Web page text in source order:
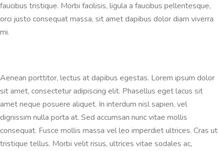
faucibus tristique. Morbi facilisis, ligula a faucibus pellentesque,
orci justo consequat massa, sit amet dapibus dolor diam viverra
mi.
Aenean porttitor, lectus at dapibus egestas. Lorem ipsum dolor
sit amet, consectetur adipiscing elit. Phasellus eget lacus sit
amet neque posuere aliquet. In interdum nisl sapien, vel
dignissim nulla porta at. Sed accumsan nunc vitae mollis
consequat. Fusce mollis massa vel leo imperdiet ultrices. Cras ut
tristique tellus. Morbi velit risus, ultrices vitae sodales ac,